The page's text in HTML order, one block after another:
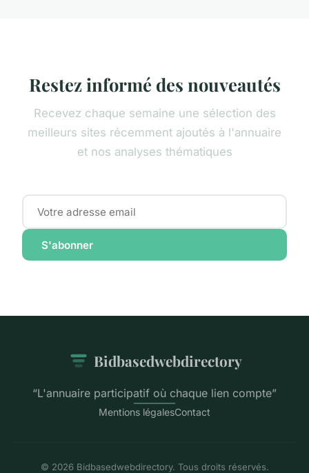
Restez informé des nouveautés
Recevez chaque semaine une sélection des
meilleurs sites récemment ajoutés à l'annuaire
et nos analyses thématiques
S'abonner
Bidbasedwebdirectory
“L'annuaire participatif où chaque lien compte”
Mentions légalesContact
© 2026 Bidbasedwebdirectory. Tous droits réservés.